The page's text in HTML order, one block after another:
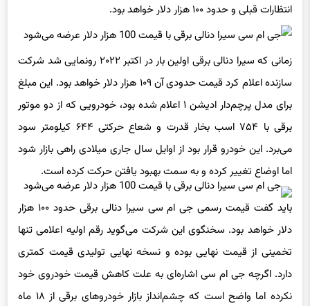
انتظارات قبلی و حدود ۱۰۰ هزار دلار خواهد بود.
زمانی که سیرا دنالی برقی اولین بار در اکتبر ۲۰۲۲ رونمایی شد شرکت
سازنده اعلام کرد قیمت حدودی آن ۱۰۹ هزار دلار خواهد بود. این مبلغ
برای مدل پرچم‌دار ادیشن ۱ اعلام شده بود، خودرویی که از دو موتور
برقی با ۷۵۴ اسب بخار قدرت و شعاع حرکتی ۶۴۴ کیلومتر سود
می‌برد. این خودرو قرار بود از اوایل سال جاری میلادی راهی بازار شود
اما اوضاع تغییر کرده و به سمت بهبود یافتن حرکت کرده است.
باید گفت قیمت رسمی جی ام سی سیرا دنالی برقی حدود ۱۰۰ هزار
دلار خواهد بود. سخنگوی این شرکت می‌گوید رقم اولیه اعلامی تنها
تخمینی از قیمت نهایی بوده و نسخه نهایی تولیدی قیمت کمتری
دارد. اگرچه جی ام سی اشاره‌ای به علت کاهش قیمت خودروی خود
نکرده اما واضح است که چشم‌انداز بازار خودروهای برقی از ۱۸ ماه